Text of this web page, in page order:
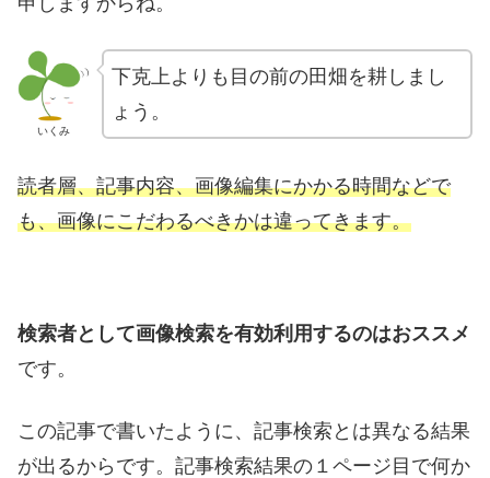
いくみ
下克上よりも目の前の田畑を耕しまし
ょう。
読者層、記事内容、画像編集にかかる時間などで
も、画像にこだわるべきかは違ってきます。
検索者として画像検索を有効利用するのはおススメ
です。
この記事で書いたように、記事検索とは異なる結果
が出るからです。記事検索結果の１ページ目で何か